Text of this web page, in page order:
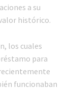
a su
histórico.
los cuales
para
funcionaban